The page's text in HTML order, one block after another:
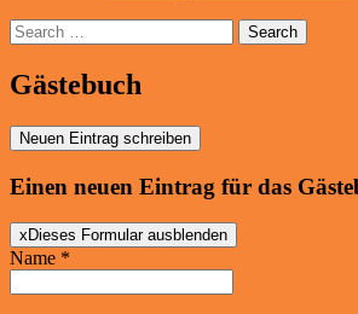
Search
Gästebuch
Einen neuen Eintrag für das
x Dieses Formular ausblenden
Name *